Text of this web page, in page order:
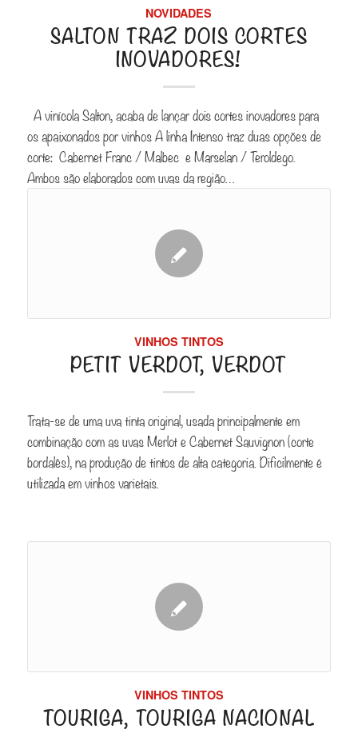
NOVIDADES
SALTON TRAZ DOIS CORTES
INOVADORES!
A vinícola Salton, acaba de lançar dois cortes inovadores para
os apaixonados por vinhos A linha Intenso traz duas opções de
corte: Cabernet Franc / Malbec e Marselan / Teroldego.
Ambos são elaborados com uvas da região…
VINHOS TINTOS
PETIT VERDOT, VERDOT
Trata-se de uma uva tinta original, usada principalmente em
combinação com as uvas Merlot e Cabernet Sauvignon (corte
bordalês), na produção de tintos de alta categoria. Dificilmente é
utilizada em vinhos varietais.
VINHOS TINTOS
TOURIGA, TOURIGA NACIONAL